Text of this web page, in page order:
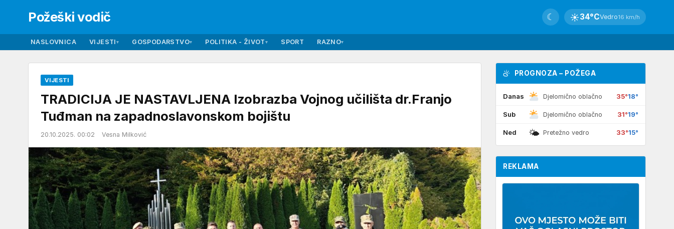
Požeški vodič ☀34°CVedro16 km/h
☾
NASLOVNICA VIJESTI▾ GOSPODARSTVO▾ POLITIKA - ŽIVOT▾ SPORT RAZNO▾
VIJESTI
TRADICIJA JE NASTAVLJENA Izobrazba Vojnog učilišta dr.Franjo
Tuđman na zapadnoslavonskom bojištu
20.10.2025. 00:02 Vesna Milković
PROGNOZA – POŽEGA
Danas Djelomično oblačno 35°18°
Sub Djelomično oblačno 31°19°
Ned 🌤 Pretežno vedro 33°15°
REKLAMA